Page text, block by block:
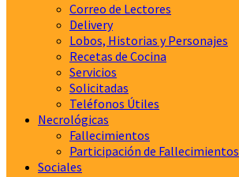
Correo de Lectores
Delivery
Lobos, Historias y Personajes
Recetas de Cocina
Servicios
Solicitadas
Teléfonos Útiles
Necrológicas
Fallecimientos
Participación de Fallecimientos
Sociales